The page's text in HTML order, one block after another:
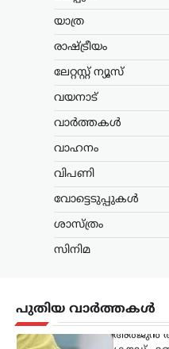
യാത്ര
രാഷ്ട്രീയം
ലേറ്റസ്റ്റ് ന്യൂസ്
വയനാട്
വാർത്തകൾ
വാഹനം
വിപണി
വോട്ടെടുപ്പുകൾ
ശാസ്ത്രം
സിനിമ
പുതിയ വാർത്തകൾ
സർക്കാർ
കേരളം,
രൂപ
ന്യൂസ്